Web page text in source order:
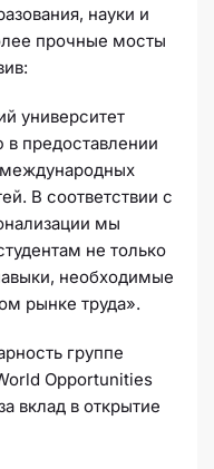
науки и
прочные мосты
университет
предоставлении
В соответствии с
мы
не только
необходимые
рынке труда».
группе
Opportunities
вклад в открытие